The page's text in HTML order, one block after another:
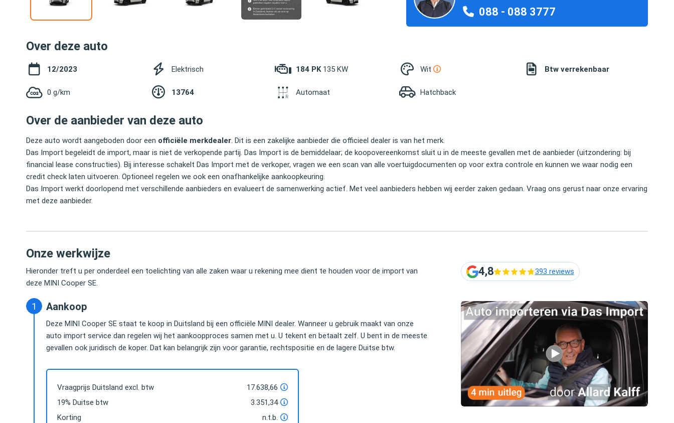
088 - 088 3777
Over deze auto
12/2023 Elektrisch 184 PK 135 KW Wit Btw verrekenbaar
0 g/km 13764 Automaat Hatchback
Over de aanbieder van deze auto
Deze auto wordt aangeboden door een officiële merkdealer. Dit is een zakelijke aanbieder die officieel dealer is van het merk.
Das Import begeleidt de import, maar is niet de verkopende partij. Das Import is de bemiddelaar; de koopovereenkomst sluit u in de meeste gevallen met de aanbieder (uitzondering: bij
financial lease constructies). Bij interesse schakelt Das Import met de verkoper, vragen we een scan van alle voertuigdocumenten op voor extra controle en kunnen we waar nodig een
credit check laten uitvoeren. Optioneel regelen we ook een onafhankelijke aankoopkeuring.
Das Import werkt doorlopend met verschillende aanbieders en evalueert de samenwerking actief. Met veel aanbieders hebben wij eerder zaken gedaan. Vraag ons gerust naar onze ervaring
met deze aanbieder.
Onze werkwijze
Hieronder treft u per onderdeel een toelichting van alle zaken waar u rekening mee dient te houden voor de import van
deze MINI Cooper SE.
Aankoop
Deze MINI Cooper SE staat te koop in Duitsland bij een officiële MINI dealer. Wanneer u gebruik maakt van onze
auto import service dan regelen wij het aankoopproces samen met u. U tekent en betaalt zelf. U bent in de meeste
gevallen ook juridisch de koper. Dat kan belangrijk zijn voor garantie, rechtspositie en de lagere Duitse btw.
Vraagprijs Duitsland excl. btw
17.638,66
19% Duitse btw
3.351,34
Korting
n.t.b.
4,8 393 reviews